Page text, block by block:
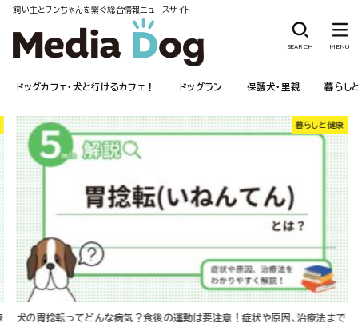
飼い主とワンちゃんを繋ぐ総合情報ニュースサイト
ドッグカフェ・犬と行けるカフェ！ ドッグラン 保護犬・里親 暮らし
SEARCH MENU
暮らしと健康
犬の胃捻転ってどんな病気？食後の運動は要注意！症状や原因、治療法まで